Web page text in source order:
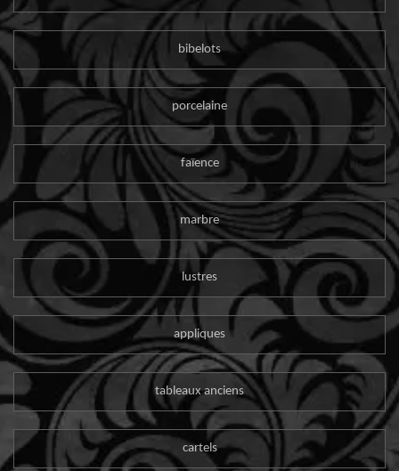
bibelots
porcelaine
faïence
marbre
lustres
appliques
tableaux anciens
cartels